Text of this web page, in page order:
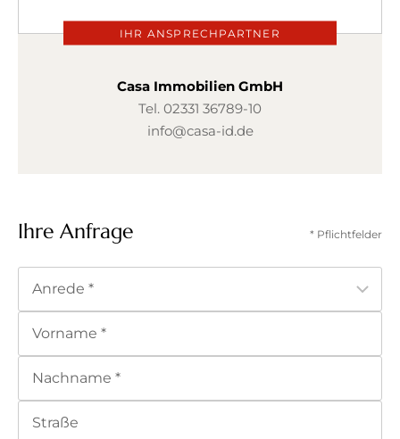
Ihre Anfrage * Pflichtfelder
IHR ANSPRECHPARTNER
Casa Immobilien GmbH
Tel. 02331 36789-10
info@casa-id.de